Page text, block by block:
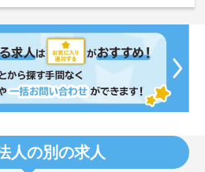
人の別の求人